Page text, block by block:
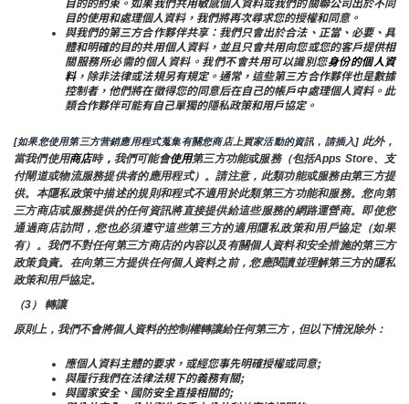
目的使用和處理個人資料，我們將再次尋求您的授權和同意。
與我們的第三方合作夥伴共享：我們只會出於合法、正當、必要、具
體和明確的目的共用個人資料，並且只會共用向您或您的客戶提供相
關服務所必需的個人資料。我們不會共用可以識別您身份的個人資
料，除非法律或法規另有規定。通常，這些第三方合作夥伴也是數據
控制者，他們將在徵得您的同意后在自己的帳戶中處理個人資料。此
類合作夥伴可能有自己單獨的隱私政策和用戶協定。
[如果您使用第三方营銷應用程式蒐集有關您商店上買家活動的資訊，請插入] 此外，
當我們使用商店時， 我們可能會使用第三方功能或服務（包括Apps Store、支
付閘道或物流服務提供者的應用程式）。請注意，此類功能或服務由第三方提
供。本隱私政策中描述的規則和程式不適用於此類第三方功能和服務。您向第
三方商店或服務提供的任何資訊將直接提供給這些服務的網路運營商。即使您
通過商店訪問，您也必須遵守這些第三方的適用隱私政策和用戶協定（如果
有）。我們不對任何第三方商店的內容以及有關個人資料和安全措施的第三方
政策負責。在向第三方提供任何個人資料之前，您應閱讀並理解第三方的隱私
政策和用戶協定。
（3） 轉讓
原則上，我們不會將個人資料的控制權轉讓給任何第三方，但以下情況除外：
應個人資料主體的要求，或經您事先明確授權或同意;
與履行我們在法律法規下的義務有關;
與國家安全、國防安全直接相關的;